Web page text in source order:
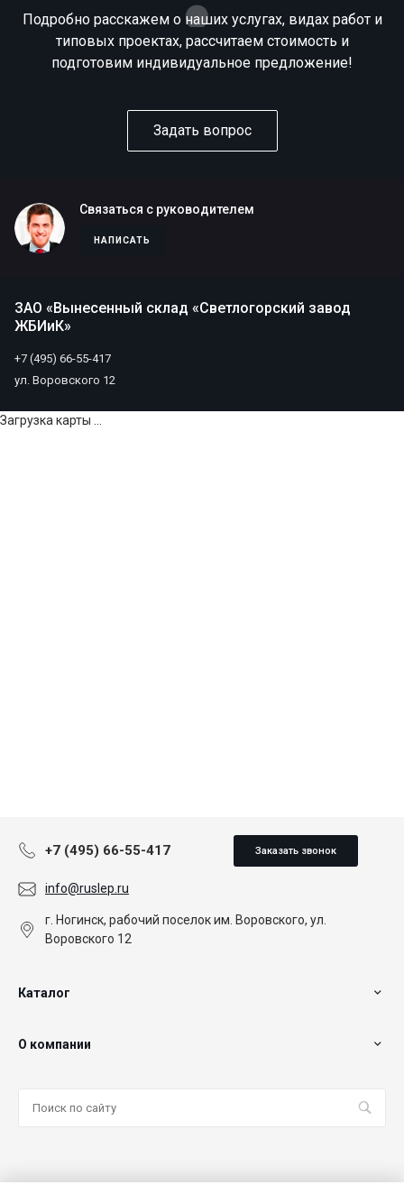
Подробно расскажем о наших услугах, видах работ и
типовых проектах, рассчитаем стоимость и
подготовим индивидуальное предложение!
Задать вопрос
Связаться с руководителем
НАПИСАТЬ
ЗАО «Вынесенный склад «Светлогорский завод
ЖБИиК»
+7 (495) 66-55-417
ул. Воровского 12
Загрузка карты ...
+7 (495) 66-55-417 Заказать звонок
info@ruslep.ru
г. Ногинск, рабочий поселок им. Воровского, ул.
Воровского 12
Каталог
О компании